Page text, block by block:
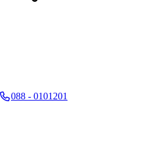
088 - 0101201